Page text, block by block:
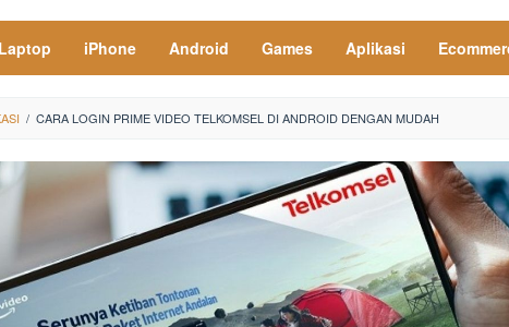
iPhone Android Games Aplikasi
/ CARA LOGIN PRIME VIDEO TELKOMSEL DI ANDROID DENGAN MUDAH